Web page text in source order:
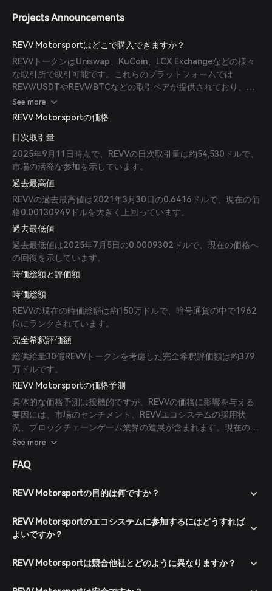
Projects Announcements
REVV Motorsportはどこで購入できますか？
REVVトークンはUniswap、KuCoin、LCX Exchangeなどの様々
な取引所で取引可能です。これらのプラットフォームでは
REVV/USDTやREVV/BTCなどの取引ペアが提供されており、ユ
ーザーに流動性とアクセス性を提供しています。
See more
REVV Motorsportの価格
日次取引量
2025年9月11日時点で、REVVの日次取引量は約54,530ドルで、
市場の活発な参加を示しています。
過去最高値
REVVの過去最高値は2021年3月30日の0.6416ドルで、現在の価
格0.00130949ドルを大きく上回っています。
過去最低値
過去最低値は2025年7月5日の0.0009302ドルで、現在の価格へ
の回復を示しています。
時価総額と評価額
時価総額
REVVの現在の時価総額は約150万ドルで、暗号通貨の中で1962
位にランクされています。
完全希釈評価額
総供給量30億REVVトークンを考慮した完全希釈評価額は約379
万ドルです。
REVV Motorsportの価格予測
具体的な価格予測は投機的ですが、REVVの価格に影響を与える
要因には、市場のセンチメント、REVVエコシステムの採用状
況、ブロックチェーンゲーム業界の進展が含まれます。現在のと
ころ、信頼できる専門家や出版物からの予測はありません。
See more
FAQ
REVV Motorsportの目的は何ですか？
REVV Motorsportのエコシステムに参加するにはどうすれば
よいですか？
REVV Motorsportは競合他社とどのように異なりますか？